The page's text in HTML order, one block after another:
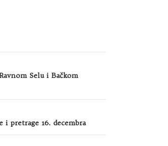
Selu i Bačkom
pretrage 16. decembra